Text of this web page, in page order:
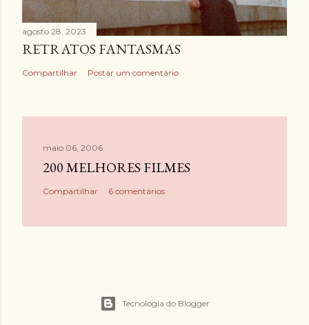
agosto 28, 2023
RETRATOS FANTASMAS
Compartilhar Postar um comentário
maio 06, 2006
200 MELHORES FILMES
Compartilhar 6 comentários
Tecnologia do Blogger